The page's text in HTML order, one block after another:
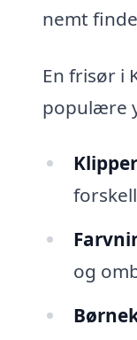
nemt
En frisør i
populære
og